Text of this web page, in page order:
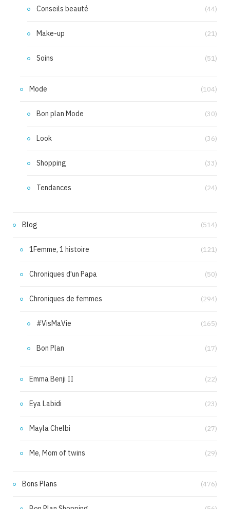
Conseils beauté (44)
Make-up (21)
Soins (51)
Mode (104)
Bon plan Mode (30)
Look (36)
Shopping (33)
Tendances (24)
Blog (514)
1Femme, 1 histoire (121)
Chroniques d'un Papa (50)
Chroniques de femmes (294)
#VisMaVie (165)
Bon Plan (17)
Emma Benji II (22)
Eya Labidi (23)
Mayla Chelbi (27)
Me, Mom of twins (29)
Bons Plans (476)